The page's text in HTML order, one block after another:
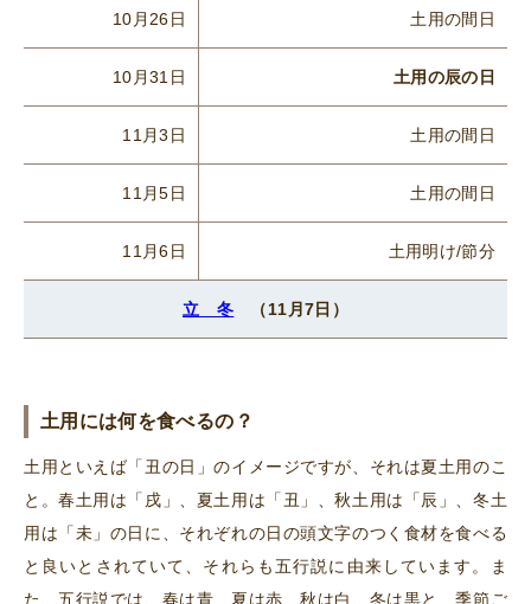
10月26日 土用の間日
10月31日 土用の辰の日
11月3日 土用の間日
11月5日 土用の間日
11月6日 土用明け/節分
立 冬 （11月7日）
土用には何を食べるの？
土用といえば「丑の日」のイメージですが、それは夏土用のこ
と。春土用は「戌」、夏土用は「丑」、秋土用は「辰」、冬土
用は「未」の日に、それぞれの日の頭文字のつく食材を食べる
と良いとされていて、それらも五行説に由来しています。
ま
た、五行説では、春は青、夏は赤、秋は白、冬は黒と、季節ご